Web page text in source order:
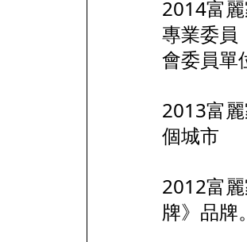
2014富
專業委員
會委員單
2013富
個城市
2012富
牌》品牌。